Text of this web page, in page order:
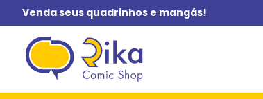
Venda seus quadrinhos e mangás!